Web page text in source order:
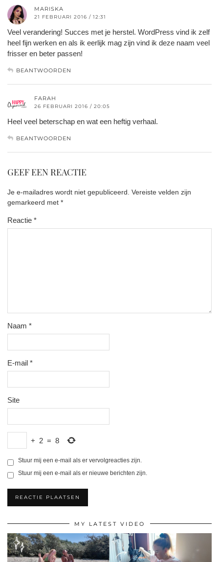
MARISKA
21 FEBRUARI 2016 / 12:31
Veel verandering! Succes met je herstel. WordPress vind ik zelf
heel fijn werken en als ik eerlijk mag zijn vind ik deze naam veel
frisser en beter passen!
BEANTWOORDEN
FARAH
26 FEBRUARI 2016 / 20:05
Heel veel beterschap en wat een heftig verhaal.
BEANTWOORDEN
GEEF EEN REACTIE
Je e-mailadres wordt niet gepubliceerd. Vereiste velden zijn
gemarkeerd met *
Reactie *
Naam *
E-mail *
Site
+ 2 = 8
Stuur mij een e-mail als er vervolgreacties zijn.
Stuur mij een e-mail als er nieuwe berichten zijn.
MY LATEST VIDEO